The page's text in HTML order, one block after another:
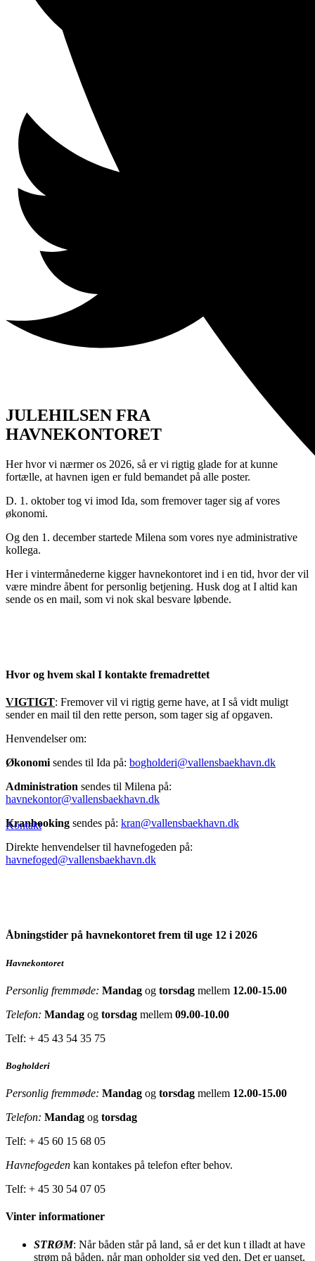
Kontakt
JULEHILSEN FRA
HAVNEKONTORET
Her hvor vi nærmer os 2026, så er vi rigtig glade for at kunne
fortælle, at havnen igen er fuld bemandet på alle poster.
D. 1. oktober tog vi imod Ida, som fremover tager sig af vores
økonomi.
Og den 1. december startede Milena som vores nye administrative
kollega.
Her i vintermånederne kigger havnekontoret ind i en tid, hvor der vil
være mindre åbent for personlig betjening. Husk dog at I altid kan
sende os en mail, som vi nok skal besvare løbende.
Hvor og hvem skal I kontakte fremadrettet
VIGTIGT: Fremover vil vi rigtig gerne have, at I så vidt muligt
sender en mail til den rette person, som tager sig af opgaven.
Henvendelser om:
Økonomi sendes til Ida på: bogholderi@vallensbaekhavn.dk
Administration sendes til Milena på:
havnekontor@vallensbaekhavn.dk
Kranbooking sendes på: kran@vallensbaekhavn.dk
Direkte henvendelser til havnefogeden på:
havnefoged@vallensbaekhavn.dk
Åbningstider på havnekontoret frem til uge 12 i 2026
Havnekontoret
Personlig fremmøde: Mandag og torsdag mellem 12.00-15.00
Telefon: Mandag og torsdag mellem 09.00-10.00
Telf: + 45 43 54 35 75
Bogholderi
Personlig fremmøde: Mandag og torsdag mellem 12.00-15.00
Telefon: Mandag og torsdag
Telf: + 45 60 15 68 05
Havnefogeden kan kontakes på telefon efter behov.
Telf: + 45 30 54 07 05
Vinter informationer
STRØM: Når båden står på land, så er det kun t illadt at have
strøm på båden, når man opholder sig ved den. Det er uanset,